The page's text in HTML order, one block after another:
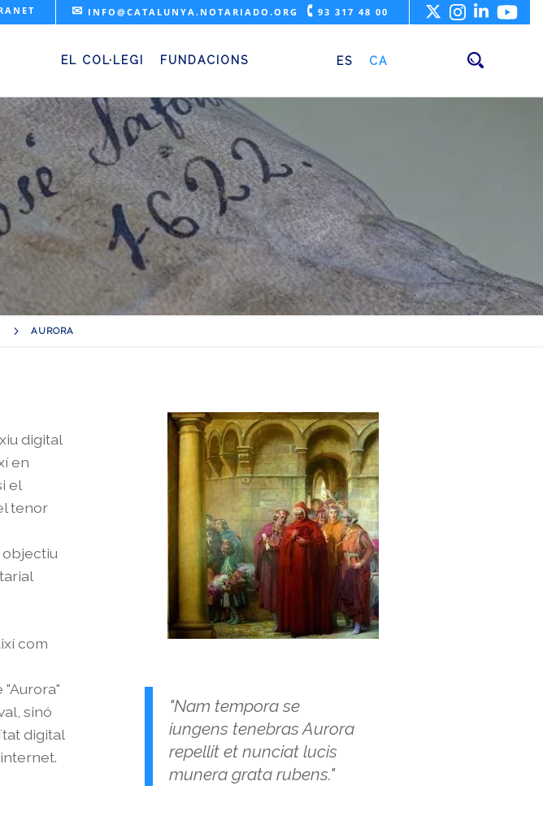
✉ INFO@CATALUNYA.NOTARIADO.ORG 🕻 93 317 48 00
EL COL·LEGI FUNDACIONS ES CA
5 AURORA
digital
en
el
tenor
objectiu
com
sinó
digital
"Nam tempora se
iungens tenebras Aurora
repellit et nunciat lucis
munera grata rubens."